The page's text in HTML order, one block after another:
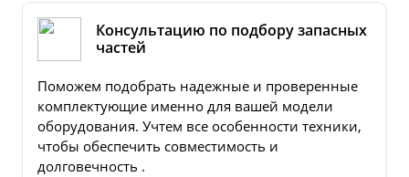
Консультацию по подбору запасных
частей
Поможем подобрать надежные и проверенные
комплектующие именно для вашей модели
оборудования. Учтем все особенности техники,
чтобы обеспечить совместимость и
долговечность .